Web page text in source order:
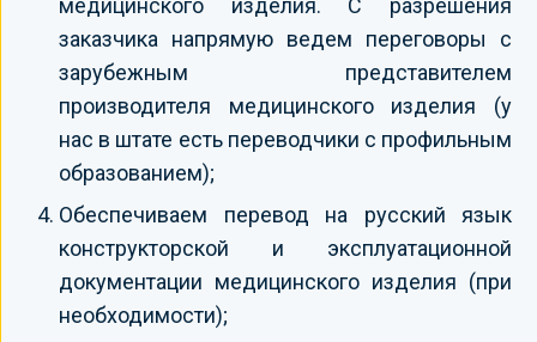
медицинского изделия. С разрешения
заказчика напрямую ведем переговоры с
зарубежным представителем
производителя медицинского изделия (у
нас в штате есть переводчики с профильным
образованием);
Обеспечиваем перевод на русский язык
конструкторской и эксплуатационной
документации медицинского изделия (при
необходимости);